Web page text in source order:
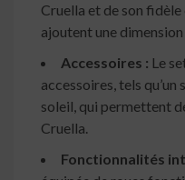
Cruella et de son
ajoutent une dimension
Accessoires : Le
accessoires, tels
soleil, qui permettent
Cruella.
Fonctionnalités